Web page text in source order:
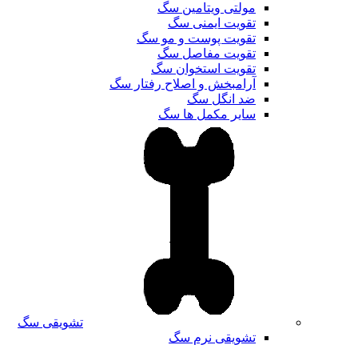
مولتی ویتامین سگ
تقویت ایمنی سگ
تقویت پوست و مو سگ
تقویت مفاصل سگ
تقویت استخوان سگ
آرامبخش و اصلاح رفتار سگ
ضد انگل سگ
سایر مکمل ها سگ
تشویقی سگ
تشویقی نرم سگ